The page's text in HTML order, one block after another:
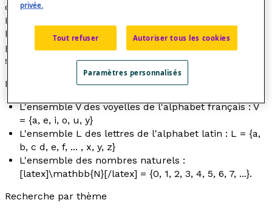
donne la liste de tous les éléments de l'ensemble.
Lorsque l'ensemble n'est pas
liste prévisible d'éléments, alors, on introduit quelques
points de suspension pour indiquer que la liste
se poursuit telle qu'amorcée.
Exemple
L'ensemble V des voyelles de l'alphabet français : V
= {a, e, i, o, u, y}
L'ensemble L des lettres de l'alphabet latin : L = {a,
b, c d, e, f, ... , x, y, z}
L'ensemble des nombres naturels :
[latex]\mathbb{N}[/latex] = {0, 1, 2, 3, 4, 5, 6, 7, ...}.
Recherche par thème
privée.
Tout refuser Autoriser tous les cookies
Paramètres personnalisés